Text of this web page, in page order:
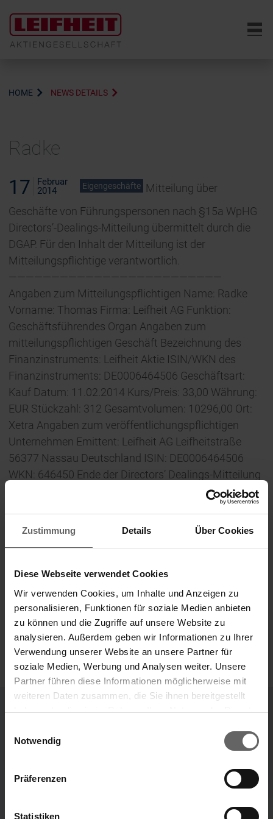
Zustimmung Details Über Cookies
Diese Webseite verwendet Cookies
Wir verwenden Cookies, um Inhalte und Anzeigen zu
personalisieren, Funktionen für soziale Medien anbieten
zu können und die Zugriffe auf unsere Website zu
analysieren. Außerdem geben wir Informationen zu Ihrer
Verwendung unserer Website an unsere Partner für
soziale Medien, Werbung und Analysen weiter. Unsere
Partner führen diese Informationen möglicherweise mit
weiteren Daten zusammen, die Sie ihnen bereitgestellt
haben oder die sie im Rahmen Ihrer Nutzung der Dienste
Cookies, wenn Sie unsere Webseite weiterhin nutzen.
Notwendig
Präferenzen
Statistiken
6
HOME NEWS DETAILS
Radke
17
Februar
2014
Eigengeschäfte
Mitteilung über
Geschäfte von Führungspersonen nach §15a WpHG
Directors’-Dealings-Mitteilung übermittelt durch die
DGAP. Für den Inhalt der Mitteilung ist der
Mitteilungspflichtige verantwortlich.
—————————————————————————
Angaben zum Mitteilungspflichtigen Name: Radke
Vorname: Thomas Firma: Leifheit AG Funktion:
Geschäftsführendes Organ Angaben zum
mitteilungspflichtigen Geschäft Bezeichnung des
Finanzinstruments: Leifheit Aktie ISIN/WKN des
Finanzinstruments: DE0006464506 Geschäftsart:
Kauf Datum: 11.02.2014 Kurs/Preis: 33,00 Währung:
EUR Stückzahl: 312 Gesamtvolumen: 10296,00 Ort:
Xetra Angaben zum veröffentlichungspflichtigen
Unternehmen Emittent: Leifheit AG Leifheitstraße
56377 Nassau Deutschland ISIN: DE0006464506
WKN: 646450 Ende der Directors’ Dealings-Mitteilung
(c) DGAP 17.02.2014 Die DGAP Distributionsservices
umfassen gesetzliche Meldepflichten, Corporate
News/Finanznachrichten und Pressemitteilungen.
Geschäftsbericht
2025
w
Nachhaltigkeitsbericht
2025
Investorenpräsentation
Alle Publikationen
Suchvorschläge